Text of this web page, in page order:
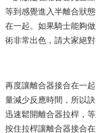
等到感覺進入半離合狀
在一起。如果騎士能夠
術非常出色，請大家絕
再度讓離合器接合在一
量減少反應時間，所以
迅速鬆開離合器拉桿，
按住拉桿讓離合器接合在